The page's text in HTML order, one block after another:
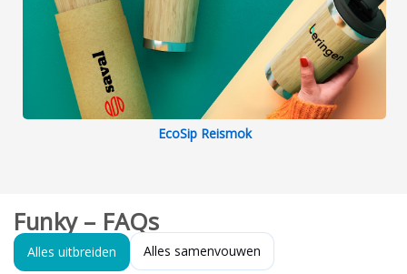
EcoSip Reismok
Funky – FAQs
Alles uitbreiden Alles samenvouwen